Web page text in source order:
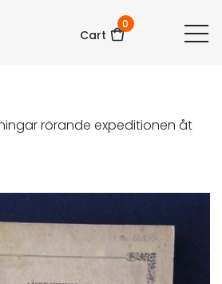
Cart
0
rörande expeditionen åt